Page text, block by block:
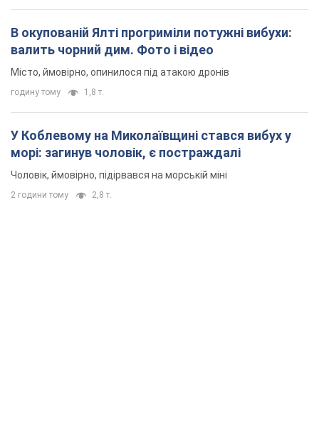
В окупованій Ялті прогриміли потужні вибухи:
валить чорний дим. Фото і відео
Місто, ймовірно, опинилося під атакою дронів
годину тому 1,8 т.
У Коблевому на Миколаївщині стався вибух у
морі: загинув чоловік, є постраждалі
Чоловік, ймовірно, підірвався на морській міні
2 години тому 2,8 т.